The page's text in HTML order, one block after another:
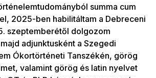
summa cum
2025-ben habilitáltam a Debreceni
szeptemberétől dolgozom
adjunktusként a Szegedi
Ókortörténeti Tanszékén, görög
valamint görög és latin nyelvet